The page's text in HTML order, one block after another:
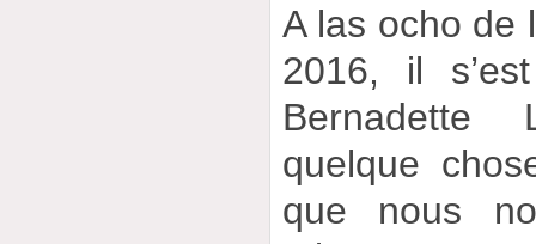
A las ocho de
2016, il
Bernadette
quelque
que nous